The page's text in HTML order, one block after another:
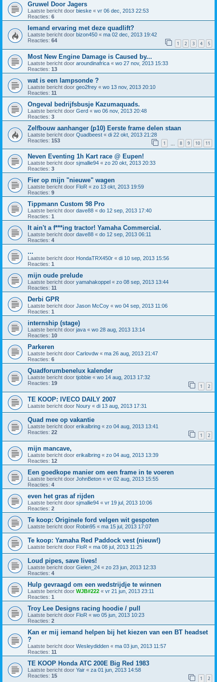
Gruwel Door Jagers
Laatste bericht door bieske « vr 06 dec, 2013 22:53
Reacties: 6
Iemand ervaring met deze quadlift?
Laatste bericht door bizon450 « ma 02 dec, 2013 19:42
Reacties: 64 1 2 3 4 5
Most New Engine Damage is Caused by...
Laatste bericht door aroundinafrica « wo 27 nov, 2013 15:33
Reacties: 13
wat is een lampsonde ?
Laatste bericht door geo2frey « wo 13 nov, 2013 20:10
Reacties: 11
Ongeval bedrijfsbusje Kazumaquads.
Laatste bericht door Gerd « wo 06 nov, 2013 20:48
Reacties: 3
Zelfbouw aanhanger (p10) Eerste frame delen staan
Laatste bericht door Quadbeest « di 22 okt, 2013 21:28
Reacties: 153 1 8 9 10 11
Neven Eventing 1h Kart race @ Eupen!
Laatste bericht door sjmallie94 « zo 20 okt, 2013 20:33
Reacties: 3
Fier op mijn "nieuwe" wagen
Laatste bericht door FloR « zo 13 okt, 2013 19:59
Reacties: 9
Tippmann Custom 98 Pro
Laatste bericht door dave88 « do 12 sep, 2013 17:40
Reacties: 1
It ain't a f***ing tractor! Yamaha Commercial.
Laatste bericht door dave88 « do 12 sep, 2013 06:11
Reacties: 4
...
Laatste bericht door HondaTRX450r « di 10 sep, 2013 15:56
Reacties: 1
mijn oude prelude
Laatste bericht door yamahakoppel « zo 08 sep, 2013 13:44
Reacties: 11
Derbi GPR
Laatste bericht door Jason McCoy « wo 04 sep, 2013 11:06
Reacties: 1
internship (stage)
Laatste bericht door java « wo 28 aug, 2013 13:14
Reacties: 10
Parkeren
Laatste bericht door Carlovdw « ma 26 aug, 2013 21:47
Reacties: 6
Quadforumbenelux kalender
Laatste bericht door tjobbie « wo 14 aug, 2013 17:32
Reacties: 19 1 2
TE KOOP: IVECO DAILY 2007
Laatste bericht door Noury « di 13 aug, 2013 17:31
Quad mee op vakantie
Laatste bericht door erikalbring « zo 04 aug, 2013 13:41
Reacties: 22 1 2
mijn mancave,
Laatste bericht door erikalbring « zo 04 aug, 2013 13:39
Reacties: 12
Een goedkope manier om een frame in te voeren
Laatste bericht door JohnBeton « vr 02 aug, 2013 15:55
Reacties: 4
even het gras af rijden
Laatste bericht door sjmallie94 « vr 19 jul, 2013 10:06
Reacties: 2
Te koop: Originele ford velgen wit gespoten
Laatste bericht door Robin95 « ma 15 jul, 2013 17:07
Te koop: Yamaha Red Paddock vest (nieuw!)
Laatste bericht door FloR « ma 08 jul, 2013 11:25
Loud pipes, save lives!
Laatste bericht door Gielen_24 « zo 23 jun, 2013 12:33
Reacties: 4
Hulp gevraagd om een wedstrijdje te winnen
Laatste bericht door WJB#222 « vr 21 jun, 2013 23:11
Reacties: 1
Troy Lee Designs racing hoodie / pull
Laatste bericht door FloR « wo 05 jun, 2013 10:23
Reacties: 2
Kan er mij iemand helpen bij het kiezen van een BT headset
?
Laatste bericht door Wesleydidden « ma 03 jun, 2013 11:57
Reacties: 11
TE KOOP Honda ATC 200E Big Red 1983
Laatste bericht door Yair « za 01 jun, 2013 14:58
Reacties: 15 1 2